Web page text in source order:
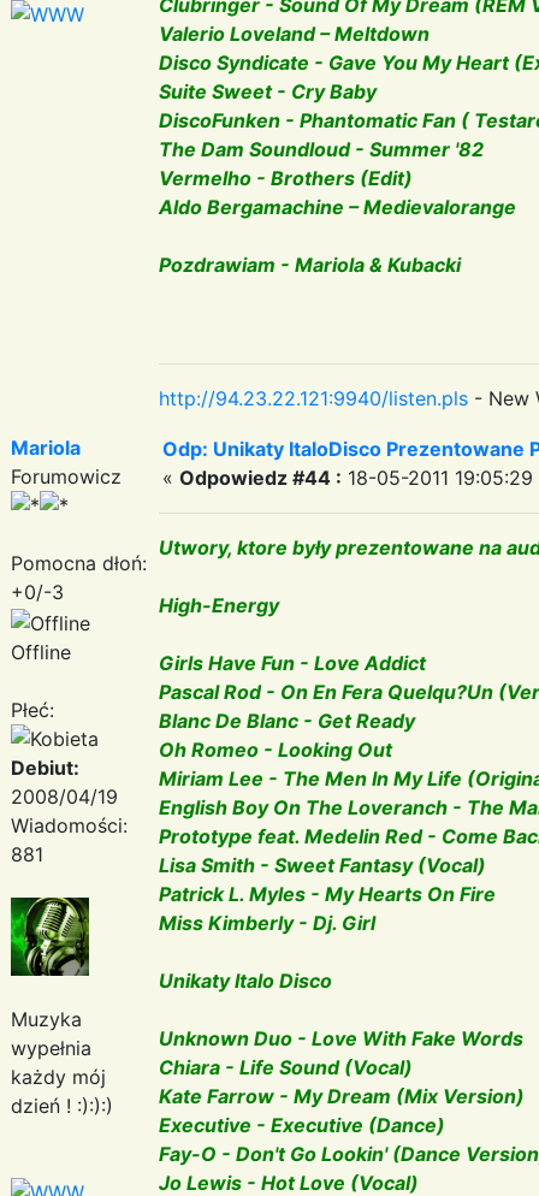
Valerio Loveland – Meltdown
Disco Syndicate - Gave You My Heart
Suite Sweet - Cry Baby
DiscoFunken - Phantomatic Fan (
The Dam Soundloud - Summer '82
Vermelho - Brothers (Edit)
Aldo Bergamachine – Medievalorange
Pozdrawiam - Mariola & Kubacki
http://94.23.22.121:9940/listen.pls - New
Mariola
Forumowicz
Pomocna dłoń:
+0/-3
Offline
Płeć:
Debiut:
2008/04/19
Wiadomości:
881
Muzyka
wypełnia
każdy mój
dzień ! :):):)
Odp: Unikaty ItaloDisco Prezentowane
« Odpowiedz #44 : 18-05-2011 19:05:29
Utwory, ktore były prezentowane na
High-Energy
Girls Have Fun - Love Addict
Pascal Rod - On En Fera Quelqu?Un
Blanc De Blanc - Get Ready
Oh Romeo - Looking Out
Miriam Lee - The Men In My Life
English Boy On The Loveranch - The
Prototype feat. Medelin Red - Come
Lisa Smith - Sweet Fantasy (Vocal)
Patrick L. Myles - My Hearts On Fire
Miss Kimberly - Dj. Girl
Unikaty Italo Disco
Unknown Duo - Love With Fake Words
Chiara - Life Sound (Vocal)
Kate Farrow - My Dream (Mix Version)
Executive - Executive (Dance)
Fay-O - Don't Go Lookin' (Dance
Jo Lewis - Hot Love (Vocal)